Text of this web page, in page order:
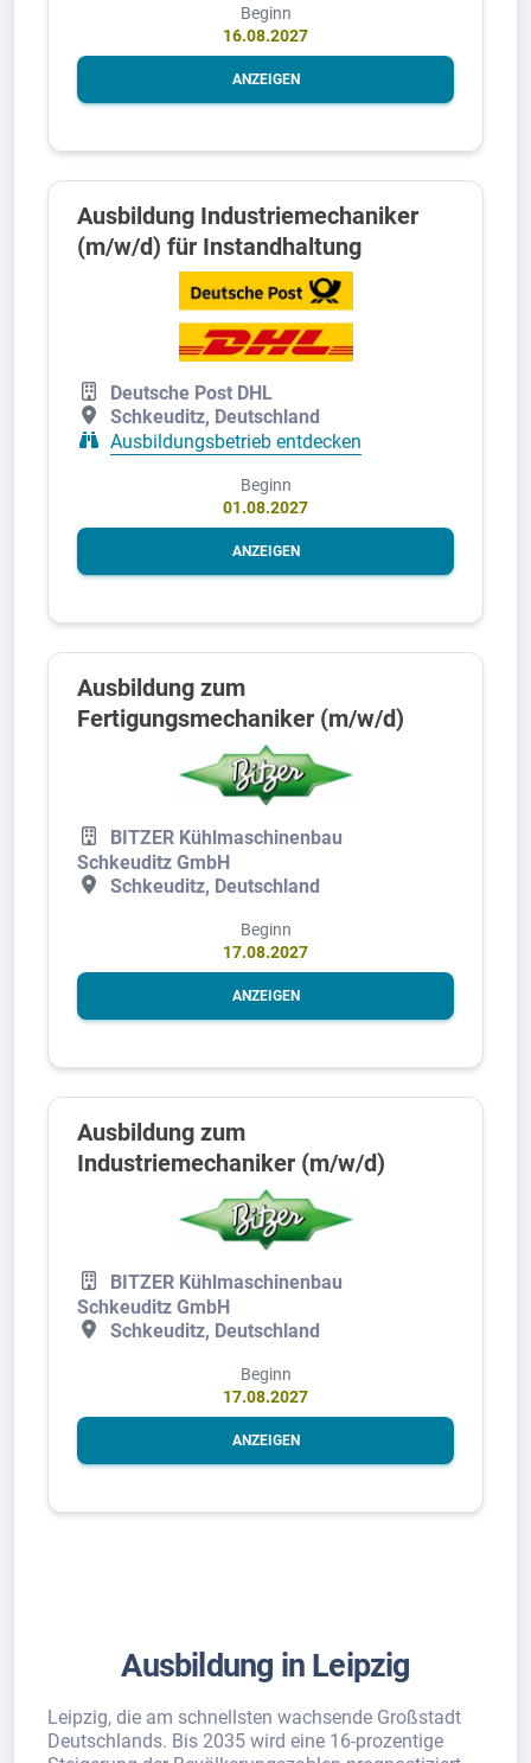
Beginn
16.08.2027
ANZEIGEN
Ausbildung Industriemechaniker
(m/w/d) für Instandhaltung
Deutsche Post DHL
Schkeuditz, Deutschland
Ausbildungsbetrieb entdecken
Beginn
01.08.2027
ANZEIGEN
Ausbildung zum
Fertigungsmechaniker (m/w/d)
BITZER Kühlmaschinenbau
Schkeuditz GmbH
Schkeuditz, Deutschland
Beginn
17.08.2027
ANZEIGEN
Ausbildung zum
Industriemechaniker (m/w/d)
BITZER Kühlmaschinenbau
Schkeuditz GmbH
Schkeuditz, Deutschland
Beginn
17.08.2027
ANZEIGEN
Ausbildung in Leipzig
Leipzig, die am schnellsten wachsende Großstadt
Deutschlands. Bis 2035 wird eine 16-prozentige